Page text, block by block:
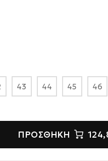
43 44 45 46
ΠΡΟΣΘΉΚΗ